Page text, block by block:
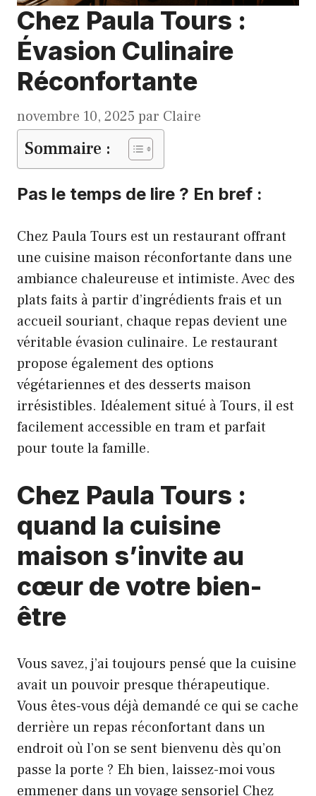
Chez Paula Tours :
Évasion Culinaire
Réconfortante
novembre 10, 2025 par Claire
Sommaire :
Pas le temps de lire ? En bref :
Chez Paula Tours est un restaurant offrant
une cuisine maison réconfortante dans une
ambiance chaleureuse et intimiste. Avec des
plats faits à partir d’ingrédients frais et un
accueil souriant, chaque repas devient une
véritable évasion culinaire. Le restaurant
propose également des options
végétariennes et des desserts maison
irrésistibles. Idéalement situé à Tours, il est
facilement accessible en tram et parfait
pour toute la famille.
Chez Paula Tours :
quand la cuisine
maison s’invite au
cœur de votre bien-
être
Vous savez, j’ai toujours pensé que la cuisine
avait un pouvoir presque thérapeutique.
Vous êtes-vous déjà demandé ce qui se cache
derrière un repas réconfortant dans un
endroit où l’on se sent bienvenu dès qu’on
passe la porte ? Eh bien, laissez-moi vous
emmener dans un voyage sensoriel Chez